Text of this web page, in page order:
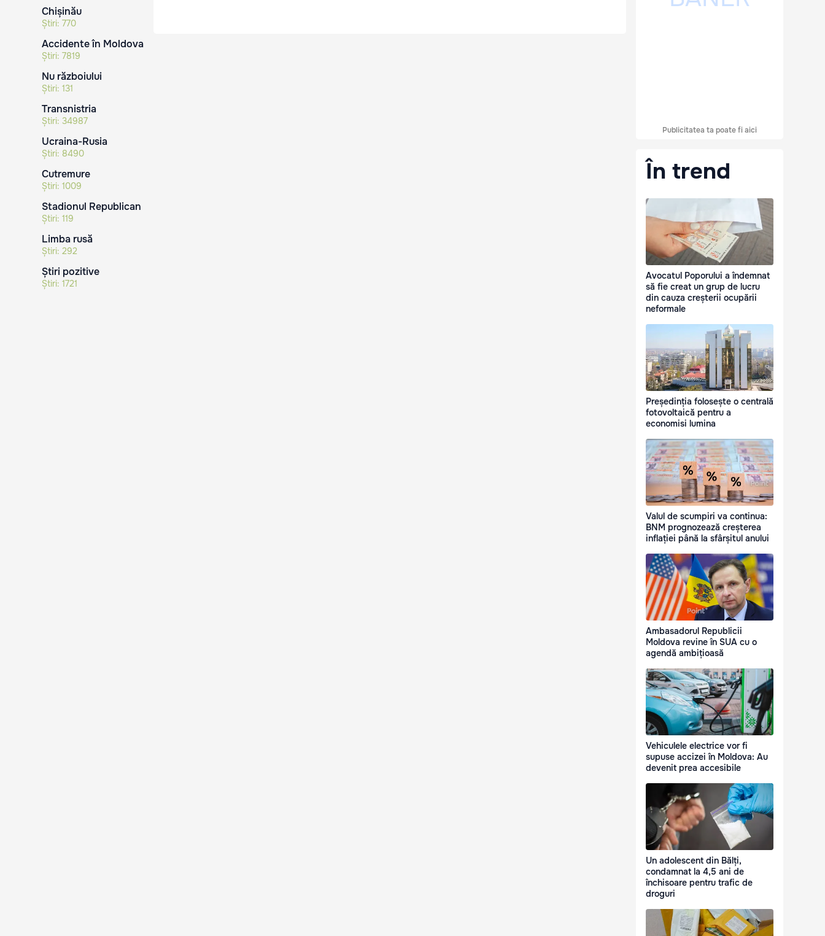
Chișinău
Știri: 770
Accidente în Moldova
Știri: 7819
Nu războiului
Știri: 131
Transnistria
Știri: 34987
Ucraina-Rusia
Știri: 8490
Cutremure
Știri: 1009
Stadionul Republican
Știri: 119
Limba rusă
Știri: 292
Știri pozitive
Știri: 1721
Publicitatea ta poate fi aici
În trend
Avocatul Poporului a îndemnat
să fie creat un grup de lucru
din cauza creșterii ocupării
neformale
Președinția folosește o centrală
fotovoltaică pentru a
economisi lumina
Valul de scumpiri va continua:
BNM prognozează creșterea
inflației până la sfârșitul anului
Ambasadorul Republicii
Moldova revine în SUA cu o
agendă ambițioasă
Vehiculele electrice vor fi
supuse accizei în Moldova: Au
devenit prea accesibile
Un adolescent din Bălți,
condamnat la 4,5 ani de
închisoare pentru trafic de
droguri